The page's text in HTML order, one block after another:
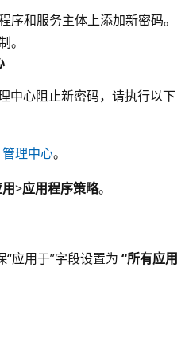
序和服务主体上添加新密码。
。
心阻止新密码，请执行以下
理中心。
>应用程序策略。
“应用于”字段设置为 “所有应用